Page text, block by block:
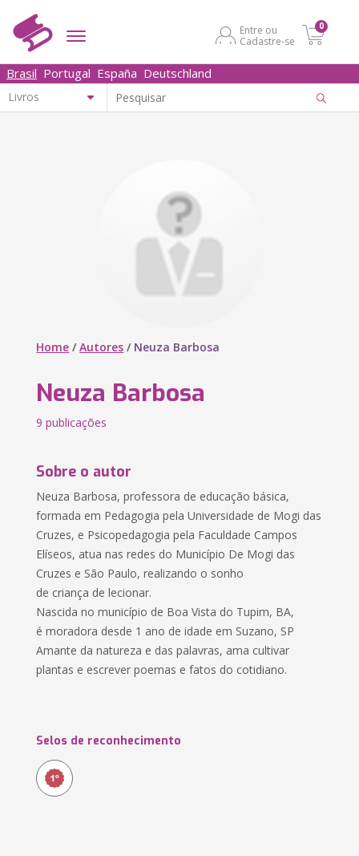
Entre ou
Cadastre-se
0
Brasil Portugal España Deutschland
Home /Autores / Neuza Barbosa
Neuza Barbosa
9 publicações
Sobre o autor
Neuza Barbosa, professora de educação básica,
formada em Pedagogia pela Universidade de Mogi das
Cruzes, e Psicopedagogia pela Faculdade Campos
Elíseos, atua nas redes do Município De Mogi das
Cruzes e São Paulo, realizando o sonho
de criança de lecionar.
Nascida no município de Boa Vista do Tupim, BA,
é moradora desde 1 ano de idade em Suzano, SP
Amante da natureza e das palavras, ama cultivar
plantas e escrever poemas e fatos do cotidiano.
Selos de reconhecimento